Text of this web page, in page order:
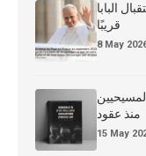
البابا
قريبًا
8 May
منذ عقود
15 May